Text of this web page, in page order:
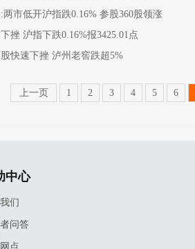
两市低开沪指跌0.16% 参股360股领涨
挫 沪指下跌0.16%报3425.01点
快速下挫 泸州老窖跌超5%
上一页 1 2 3 4 5 6
中心
们
问答
点